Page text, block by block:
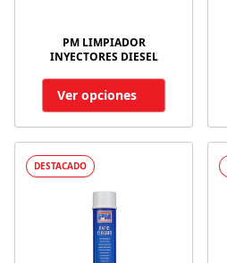
PM LIMPIADOR
INYECTORES DIESEL
Ver opciones
DESTACADO